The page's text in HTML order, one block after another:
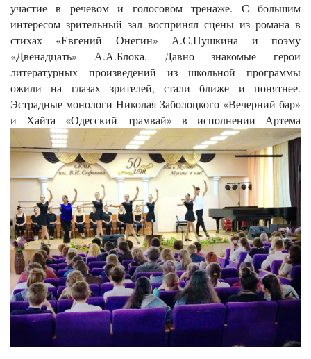
участие в речевом и голосовом тренаже. С большим
интересом зрительный зал воспринял сцены из романа в
стихах «Евгений Онегин» А.С.Пушкина и поэму
«Двенадцать» А.А.Блока. Давно знакомые герои
литературных произведений из школьной программы
ожили на глазах зрителей, стали ближе и понятнее.
Эстрадные монологи Николая Заболоцкого «Вечерний бар»
и Хайта «Одесский трамвай» в исполнении Артема